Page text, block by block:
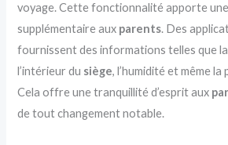
voyage. Cette fonctionnalité apporte
supplémentaire aux parents. Des
fournissent des informations telles que
l’intérieur du siège, l’humidité et même la
Cela offre une tranquillité d’esprit aux
de tout changement notable.